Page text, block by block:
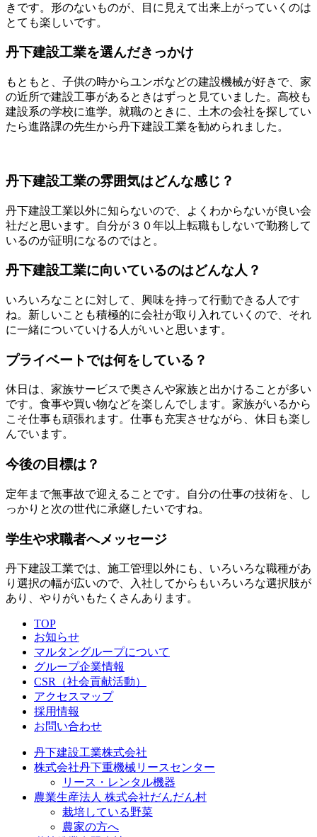
きです。形のないものが、目に見えて出来上がっていくのは
とても楽しいです。
丹下建設工業を選んだきっかけ
もともと、子供の時からユンボなどの建設機械が好きで、家
の近所で建設工事があるときはずっと見ていました。高校も
建設系の学校に進学。就職のときに、土木の会社を探してい
たら進路課の先生から丹下建設工業を勧められました。
丹下建設工業の雰囲気はどんな感じ？
丹下建設工業以外に知らないので、よくわからないが良い会
社だと思います。自分が３０年以上転職もしないで勤務して
いるのが証明になるのではと。
丹下建設工業に向いているのはどんな人？
いろいろなことに対して、興味を持って行動できる人です
ね。新しいことも積極的に会社が取り入れていくので、それ
に一緒についていける人がいいと思います。
プライベートでは何をしている？
休日は、家族サービスで奥さんや家族と出かけることが多い
です。食事や買い物などを楽しんでします。家族がいるから
こそ仕事も頑張れます。仕事も充実させながら、休日も楽し
んでいます。
今後の目標は？
定年まで無事故で迎えることです。自分の仕事の技術を、し
っかりと次の世代に承継したいですね。
学生や求職者へメッセージ
丹下建設工業では、施工管理以外にも、いろいろな職種があ
り選択の幅が広いので、入社してからもいろいろな選択肢が
あり、やりがいもたくさんあります。
TOP
お知らせ
マルタングループについて
グループ企業情報
CSR（社会貢献活動）
アクセスマップ
採用情報
お問い合わせ
丹下建設工業株式会社
株式会社丹下重機械リースセンター
リース・レンタル機器
農業生産法人 株式会社だんだん村
栽培している野菜
農家の方へ